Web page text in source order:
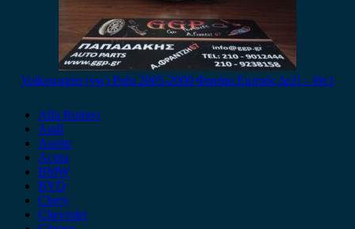
Volkswagen (vw) Polo 2005-2009 Φανάρι Εμπρός Δεξί – Θc1
Alfa Romeo
Audi
Austin
Acura
BMW
BYD
Chery
Chevrolet